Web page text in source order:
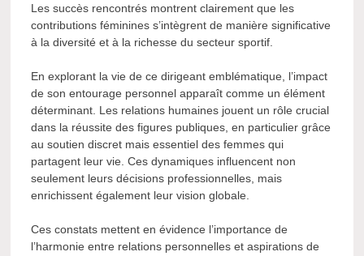
Les succès rencontrés montrent clairement que les
contributions féminines s’intègrent de manière significative
à la diversité et à la richesse du secteur sportif.
En explorant la vie de ce dirigeant emblématique, l’impact
de son entourage personnel apparaît comme un élément
déterminant. Les relations humaines jouent un rôle crucial
dans la réussite des figures publiques, en particulier grâce
au soutien discret mais essentiel des femmes qui
partagent leur vie. Ces dynamiques influencent non
seulement leurs décisions professionnelles, mais
enrichissent également leur vision globale.
Ces constats mettent en évidence l’importance de
l’harmonie entre relations personnelles et aspirations de